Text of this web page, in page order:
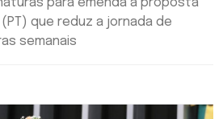
para emenda à proposta
que reduz a jornada de
semanais